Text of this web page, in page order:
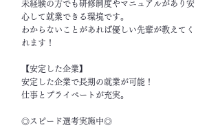
未経験の方でも研修制度やマニュアルがあり安
心して就業できる環境です。
わからないことがあれば優しい先輩が教えてく
れます！
【安定した企業】
安定した企業で長期の就業が可能！
仕事とプライベートが充実。
◎スピード選考実施中◎